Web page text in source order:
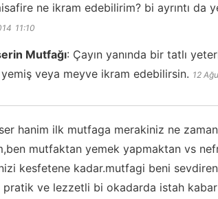
ne ikram edebilirim? bi ayrıntı da
11:10
Mutfağı: Çayın yanında bir tatlı
veya meyve ikram edebilirsin. 12
hanim ilk mutfaga merakiniz ne
mutfaktan yemek yapmaktan vs
kesfetene kadar.mutfagi beni
ve lezzetli bi okadarda istah